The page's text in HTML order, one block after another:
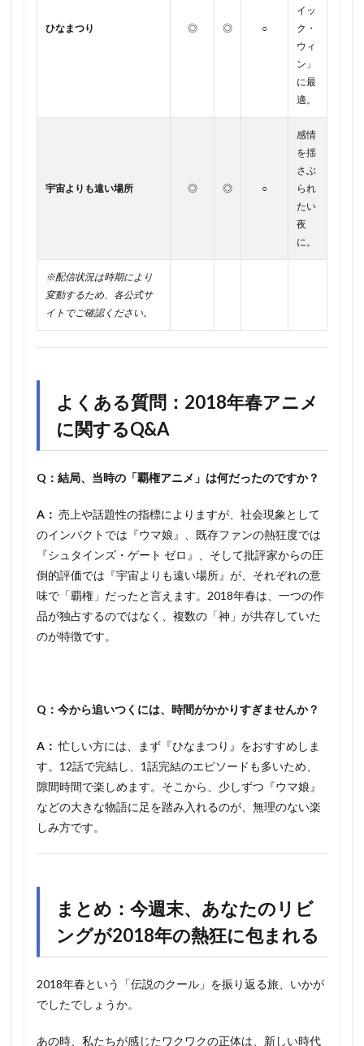
ひなまつり ◎ ◎ ○
イッ
ク・
ウィ
ン」
に最
適。
宇宙よりも遠い場所 ◎ ◎ ○
感情
を揺
さぶ
られ
たい
夜
に。
※配信状況は時期により
変動するため、各公式サ
イトでご確認ください。
よくある質問：2018年春アニメ
に関するQ&A
Q：結局、当時の「覇権アニメ」は何だったのですか？
A： 売上や話題性の指標によりますが、社会現象として
のインパクトでは『ウマ娘』、既存ファンの熱狂度では
『シュタインズ・ゲート ゼロ』、そして批評家からの圧
倒的評価では『宇宙よりも遠い場所』が、それぞれの意
味で「覇権」だったと言えます。2018年春は、一つの作
品が独占するのではなく、複数の「神」が共存していた
のが特徴です。
Q：今から追いつくには、時間がかかりすぎませんか？
A： 忙しい方には、まず『ひなまつり』をおすすめしま
す。12話で完結し、1話完結のエピソードも多いため、
隙間時間で楽しめます。そこから、少しずつ『ウマ娘』
などの大きな物語に足を踏み入れるのが、無理のない楽
しみ方です。
まとめ：今週末、あなたのリビ
ングが2018年の熱狂に包まれる
2018年春という「伝説のクール」を振り返る旅、いかが
でしたでしょうか。
あの時、私たちが感じたワクワクの正体は、新しい時代